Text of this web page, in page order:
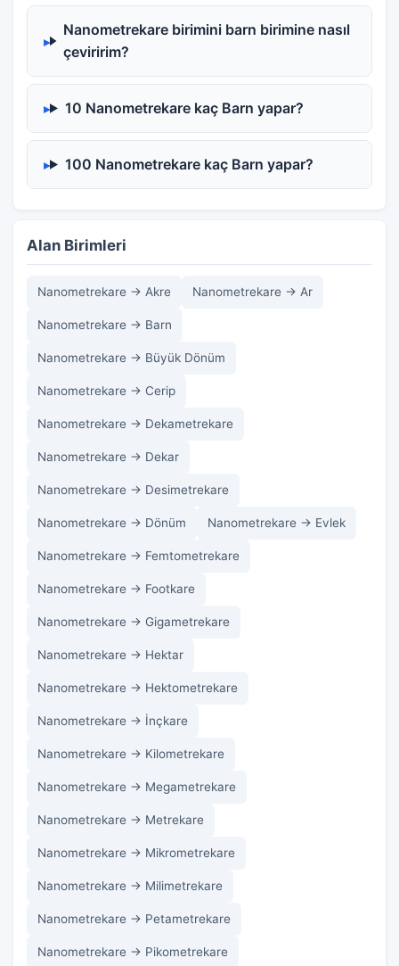
Nanometrekare birimini barn birimine nasıl
çeviririm?
10 Nanometrekare kaç Barn yapar?
100 Nanometrekare kaç Barn yapar?
Alan Birimleri
Nanometrekare → Akre Nanometrekare → Ar
Nanometrekare → Barn
Nanometrekare → Büyük Dönüm
Nanometrekare → Cerip
Nanometrekare → Dekametrekare
Nanometrekare → Dekar
Nanometrekare → Desimetrekare
Nanometrekare → Dönüm Nanometrekare → Evlek
Nanometrekare → Femtometrekare
Nanometrekare → Footkare
Nanometrekare → Gigametrekare
Nanometrekare → Hektar
Nanometrekare → Hektometrekare
Nanometrekare → İnçkare
Nanometrekare → Kilometrekare
Nanometrekare → Megametrekare
Nanometrekare → Metrekare
Nanometrekare → Mikrometrekare
Nanometrekare → Milimetrekare
Nanometrekare → Petametrekare
Nanometrekare → Pikometrekare